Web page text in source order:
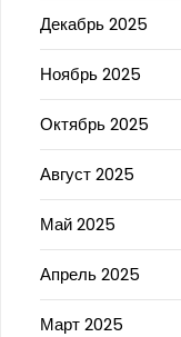
Декабрь 2025
Ноябрь 2025
Октябрь 2025
Август 2025
Май 2025
Апрель 2025
Март 2025